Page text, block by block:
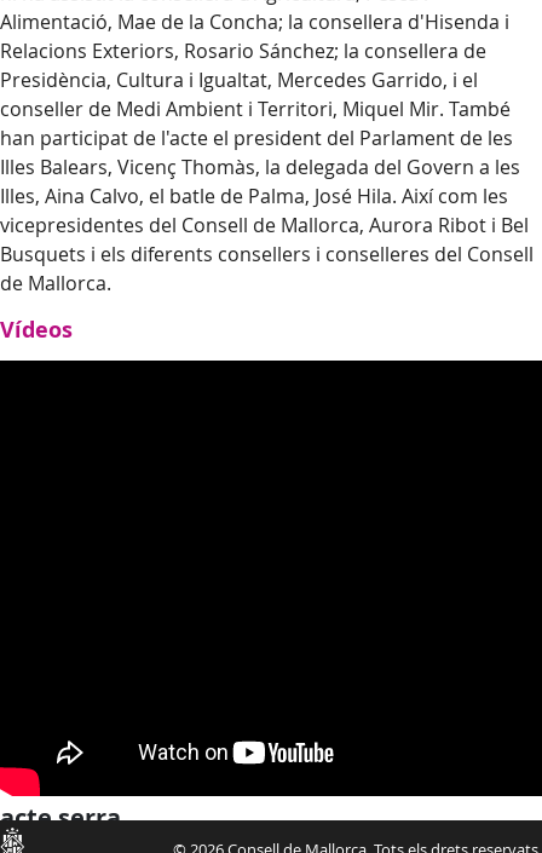
Alimentació, Mae de la Concha; la consellera d'Hisenda i
Relacions Exteriors, Rosario Sánchez; la consellera de
Presidència, Cultura i Igualtat, Mercedes Garrido, i el
conseller de Medi Ambient i Territori, Miquel Mir. També
han participat de l'acte el president del Parlament de les
Illes Balears, Vicenç Thomàs, la delegada del Govern a les
Illes, Aina Calvo, el batle de Palma, José Hila. Així com les
vicepresidentes del Consell de Mallorca, Aurora Ribot i Bel
Busquets i els diferents consellers i conselleres del Consell
de Mallorca.
Vídeos
acte serra